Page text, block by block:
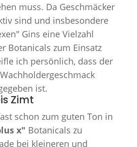
muss. Da Geschmäcker
sind und insbesondere
Gins eine Vielzahl
Botanicals zum Einsatz
ich persönlich, dass der
ist.
Zimt
schon zum guten Ton in
x" Botanicals zu
bei kleineren und